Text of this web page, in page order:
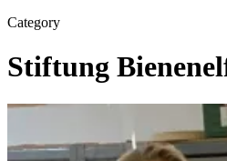
Category
Stiftung